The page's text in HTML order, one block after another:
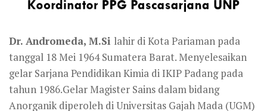
Dr. Andromeda, M.Si lahir di Kota Pariaman pada
tanggal 18 Mei 1964 Sumatera Barat. Menyelesaikan
gelar Sarjana Pendidikan Kimia di IKIP Padang pada
tahun 1986.Gelar Magister Sains dalam bidang
Anorganik diperoleh di Universitas Gajah Mada (UGM)